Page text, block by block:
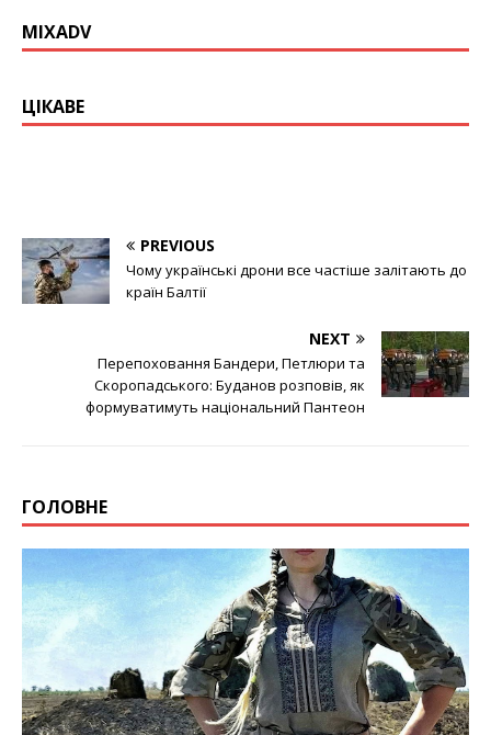
MIXADV
ЦІКАВЕ
PREVIOUS
Чому українські дрони все частіше залітають до
країн Балтії
NEXT
Перепоховання Бандери, Петлюри та
Скоропадського: Буданов розповів, як
формуватимуть національний Пантеон
ГОЛОВНЕ